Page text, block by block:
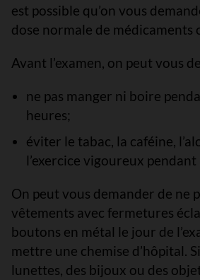
est possible qu’on vous
dose normale de médicaments
Avant l’examen, on peut vous
ne pas manger ni boire
heures;
éviter le tabac, la caféine,
l’exercice vigoureux
On peut vous demander de ne
vêtements avec fermetures
boutons en métal le jour de
mettre une chemise d’hôpital.
lunettes, des bijoux ou des